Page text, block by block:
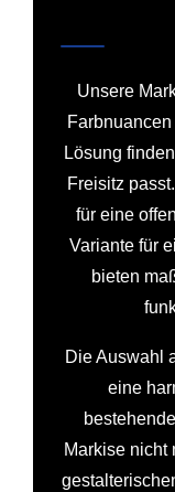
Unsere
Lösung
Freisitz
für eine
Variante für
bieten
Die Auswahl
eine
Markise nicht